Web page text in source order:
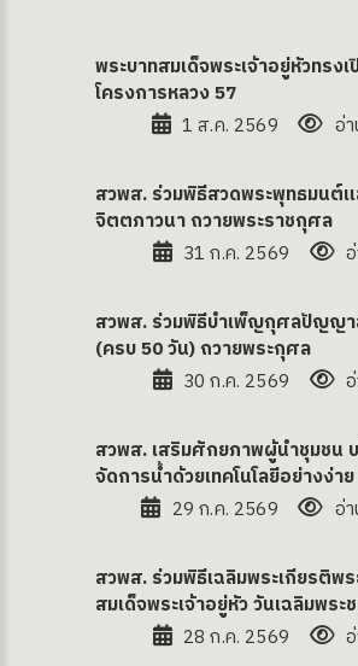
พระบาทสมเด็จพระเจ้าอยู่หัวทรง
โครงการหลวง 57
1 ส.ค. 2569
อ่
สวพส. ร่วมพิธีสวดพระพุทธมนต์
จิตตภาวนา ถวายพระราชกุศล
31 ก.ค. 2569
สวพส. ร่วมพิธีบำเพ็ญกุศลปัญญา
(ครบ 50 วัน) ถวายพระกุศล
30 ก.ค. 2569
สวพส. เสริมศักยภาพผู้นำชุมชน
จัดการน้ำด้วยเทคโนโลยีอย่างง่าย
29 ก.ค. 2569
อ่
สวพส. ร่วมพิธีเฉลิมพระเกียรติพร
สมเด็จพระเจ้าอยู่หัว วันเฉลิมพระ
28 ก.ค. 2569